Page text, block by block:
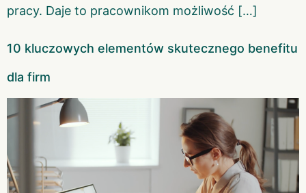
pracy. Daje to pracownikom możliwość […]
10 kluczowych elementów skutecznego benefitu
dla firm